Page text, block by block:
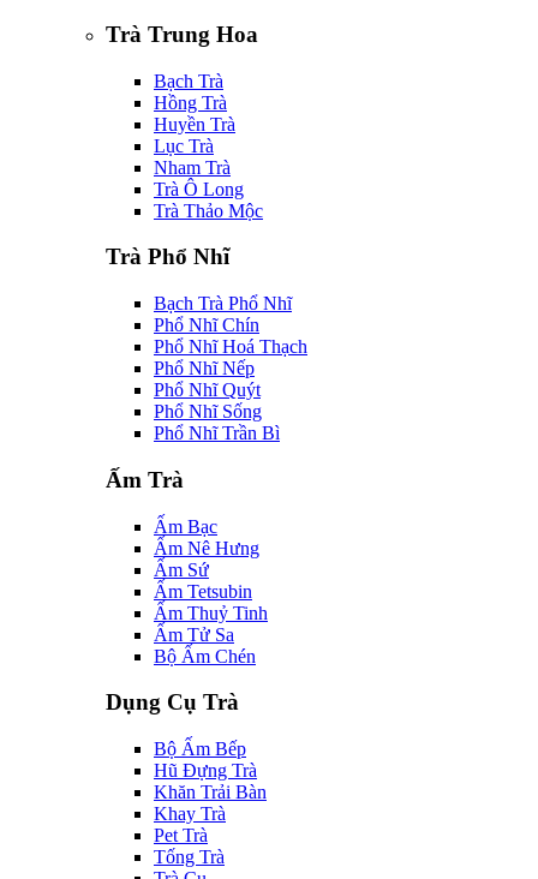
Trà Trung Hoa
Bạch Trà
Hồng Trà
Huyền Trà
Lục Trà
Nham Trà
Trà Ô Long
Trà Thảo Mộc
Trà Phổ Nhĩ
Bạch Trà Phổ Nhĩ
Phổ Nhĩ Chín
Phổ Nhĩ Hoá Thạch
Phổ Nhĩ Nếp
Phổ Nhĩ Quýt
Phổ Nhĩ Sống
Phổ Nhĩ Trần Bì
Ấm Trà
Ấm Bạc
Ấm Nê Hưng
Ấm Sứ
Ấm Tetsubin
Ấm Thuỷ Tinh
Ấm Tử Sa
Bộ Ấm Chén
Dụng Cụ Trà
Bộ Ấm Bếp
Hũ Đựng Trà
Khăn Trải Bàn
Khay Trà
Pet Trà
Tống Trà